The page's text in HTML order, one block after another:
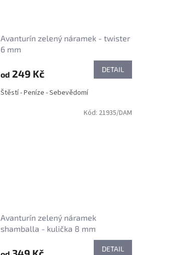
Avanturín zelený náramek - twister
6 mm
od 249 Kč DETAIL
Štěstí - Peníze - Sebevědomí
Avanturín zelený náramek
shamballa - kulička 8 mm
DETAIL
Kód: 21935/DAM